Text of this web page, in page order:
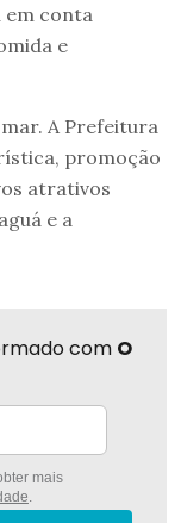
em conta
e
A Prefeitura
promoção
atrativos
e a
com O
mais